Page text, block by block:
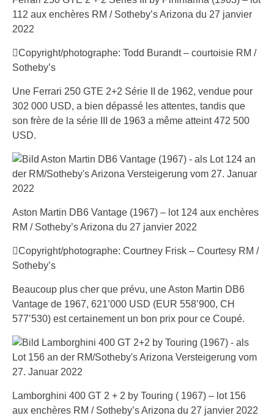
112 aux enchères RM / Sotheby’s Arizona du 27 janvier
2022
Copyright/photographe: Todd Burandt – courtoisie RM /
Sotheby’s
Une Ferrari 250 GTE 2+2 Série II de 1962, vendue pour
302 000 USD, a bien dépassé les attentes, tandis que
son frère de la série III de 1963 a même atteint 472 500
USD.
Aston Martin DB6 Vantage (1967) – lot 124 aux enchères
RM / Sotheby’s Arizona du 27 janvier 2022
Copyright/photographe: Courtney Frisk – Courtesy RM /
Sotheby’s
Beaucoup plus cher que prévu, une Aston Martin DB6
Vantage de 1967, 621’000 USD (EUR 558’900, CH
577’530) est certainement un bon prix pour ce Coupé.
Lamborghini 400 GT 2 + 2 by Touring ( 1967) – lot 156
aux enchères RM / Sotheby’s Arizona du 27 janvier 2022